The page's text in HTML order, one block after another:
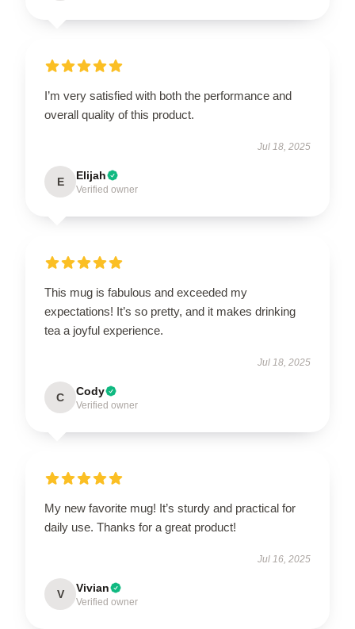
I’m very satisfied with both the performance and
overall quality of this product.
Jul 18, 2025
E Elijah
Verified owner
This mug is fabulous and exceeded my
expectations! It’s so pretty, and it makes drinking
tea a joyful experience.
Jul 18, 2025
C Cody
Verified owner
My new favorite mug! It’s sturdy and practical for
daily use. Thanks for a great product!
Jul 16, 2025
V Vivian
Verified owner